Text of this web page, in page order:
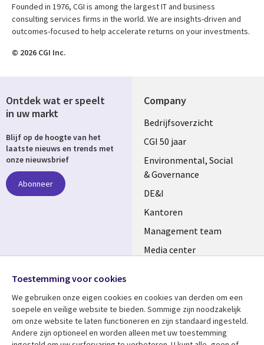
Founded in 1976, CGI is among the largest IT and business
consulting services firms in the world. We are insights-driven and
outcomes-focused to help accelerate returns on your investments.
© 2026 CGI Inc.
Company
Useful
links
NETHERLANDS
Bedrijfsoverzicht
CGI 50 jaar
Environmental, Social
& Governance
DE&I
Kantoren
Management team
Media center
Bekijk meer Support
Ontdek wat er speelt
in uw markt
Blijf op de hoogte van het
laatste nieuws en trends met
onze nieuwsbrief
Abonneer
Media
NETHERLANDS
Toestemming voor cookies
We gebruiken onze eigen cookies en cookies van derden om een ​​
soepele en veilige website te bieden. Sommige zijn noodzakelijk
om onze website te laten functioneren en zijn standaard ingesteld.
Andere zijn optioneel en worden alleen met uw toestemming